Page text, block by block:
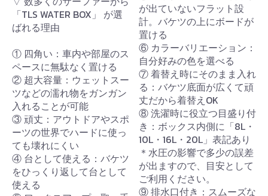
「TLS WATER BOX」 が選
ばれる理由
① 四角い：車内や部屋のス
ペースに無駄なく置ける
② 超大容量：ウェットスー
ツなどの濡れ物をガンガン
入れることが可能
③ 頑丈：アウトドアやスポ
ーツの世界でハードに使っ
ても壊れにくい
④ 台として使える：バケツ
をひっくり返して台として
使える
が出ていないフラット設
計。バケツの上にボードが
置ける
⑥ カラーバリエーション：
自分好みの色を選べる
⑦ 着替え時にそのまま入れ
る：バケツ底面が広くて頑
丈だから着替えOK
⑧ 洗濯時に役立つ目盛り付
き：ボックス内側に「8L・
10L・16L・20L」表記あり
＊水圧の影響で多少の誤差
が出ますので、目安として
ご利用ください。
⑨ 排水口付き：スムーズな